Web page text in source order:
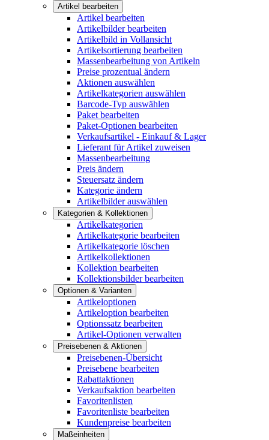
Artikel bearbeiten
Artikel bearbeiten
Artikelbilder bearbeiten
Artikelbild in Vollansicht
Artikelsortierung bearbeiten
Massenbearbeitung von Artikeln
Preise prozentual ändern
Aktionen auswählen
Artikelkategorien auswählen
Barcode-Typ auswählen
Paket bearbeiten
Paket-Optionen bearbeiten
Verkaufsartikel - Einkauf & Lager
Lieferant für Artikel zuweisen
Massenbearbeitung
Preis ändern
Steuersatz ändern
Kategorie ändern
Artikelbilder auswählen
Kategorien & Kollektionen
Artikelkategorien
Artikelkategorie bearbeiten
Artikelkategorie löschen
Artikelkollektionen
Kollektion bearbeiten
Kollektionsbilder bearbeiten
Optionen & Varianten
Artikeloptionen
Artikeloption bearbeiten
Optionssatz bearbeiten
Artikel-Optionen verwalten
Preisebenen & Aktionen
Preisebenen-Übersicht
Preisebene bearbeiten
Rabattaktionen
Verkaufsaktion bearbeiten
Favoritenlisten
Favoritenliste bearbeiten
Kundenpreise bearbeiten
Maßeinheiten